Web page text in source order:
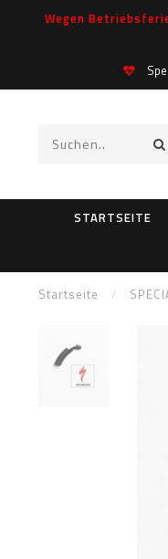
Wegen
STARTSEITE
Startseite /